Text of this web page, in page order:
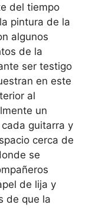
del tiempo
pintura de la
algunos
de la
ser testigo
en este
al
un
guitarra y
cerca de
se
de lija y
de que la